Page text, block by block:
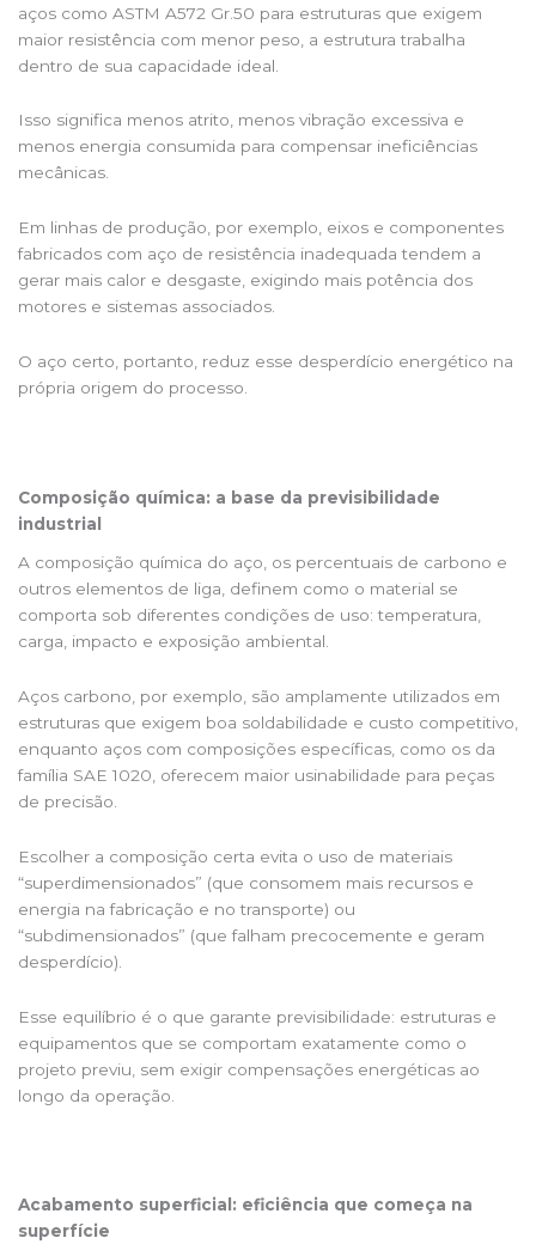
aços como ASTM A572 Gr.50 para estruturas que exigem
maior resistência com menor peso, a estrutura trabalha
dentro de sua capacidade ideal.
Isso significa menos atrito, menos vibração excessiva e
menos energia consumida para compensar ineficiências
mecânicas.
Em linhas de produção, por exemplo, eixos e componentes
fabricados com aço de resistência inadequada tendem a
gerar mais calor e desgaste, exigindo mais potência dos
motores e sistemas associados.
O aço certo, portanto, reduz esse desperdício energético na
própria origem do processo.
Composição química: a base da previsibilidade
industrial
A composição química do aço, os percentuais de carbono e
outros elementos de liga, definem como o material se
comporta sob diferentes condições de uso: temperatura,
carga, impacto e exposição ambiental.
Aços carbono, por exemplo, são amplamente utilizados em
estruturas que exigem boa soldabilidade e custo competitivo,
enquanto aços com composições específicas, como os da
família SAE 1020, oferecem maior usinabilidade para peças
de precisão.
Escolher a composição certa evita o uso de materiais
“superdimensionados” (que consomem mais recursos e
energia na fabricação e no transporte) ou
“subdimensionados” (que falham precocemente e geram
desperdício).
Esse equilíbrio é o que garante previsibilidade: estruturas e
equipamentos que se comportam exatamente como o
projeto previu, sem exigir compensações energéticas ao
longo da operação.
Acabamento superficial: eficiência que começa na
superfície